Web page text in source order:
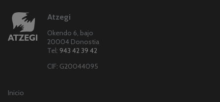
Atzegi
Okendo 6, bajo
20004 Donostia
Tel: 943 42 39 42
CIF: G20044095
Inicio